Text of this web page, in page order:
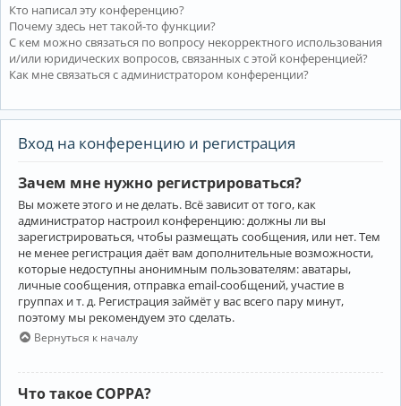
Кто написал эту конференцию?
Почему здесь нет такой-то функции?
С кем можно связаться по вопросу некорректного использования
и/или юридических вопросов, связанных с этой конференцией?
Как мне связаться с администратором конференции?
Вход на конференцию и регистрация
Зачем мне нужно регистрироваться?
Вы можете этого и не делать. Всё зависит от того, как
администратор настроил конференцию: должны ли вы
зарегистрироваться, чтобы размещать сообщения, или нет. Тем
не менее регистрация даёт вам дополнительные возможности,
которые недоступны анонимным пользователям: аватары,
личные сообщения, отправка email-сообщений, участие в
группах и т. д. Регистрация займёт у вас всего пару минут,
поэтому мы рекомендуем это сделать.
Вернуться к началу
Что такое COPPA?